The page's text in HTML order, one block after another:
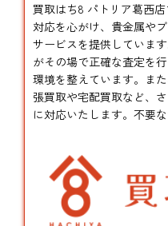
買取はち8 パトリア葛西
対応を心がけ、貴金属や
サービスを提供していま
がその場で正確な査定を
環境を整えています。ま
張買取や宅配買取など、
に対応いたします。不要